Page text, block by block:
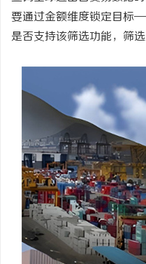
要通过金额维度锁定目标
是否支持该筛选功能，筛